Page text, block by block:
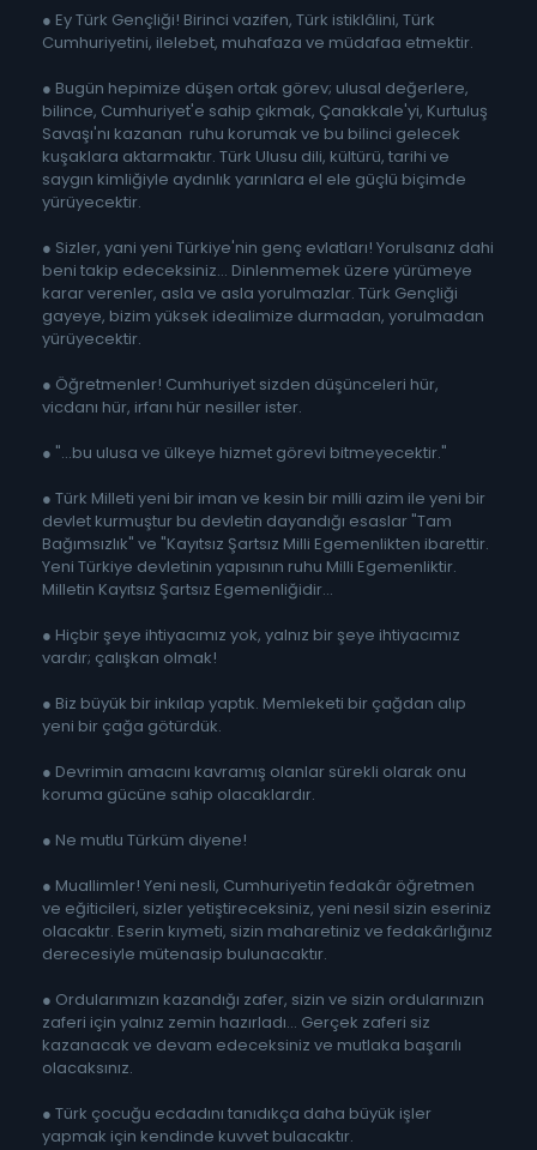
● Ey Türk Gençliği! Birinci vazifen, Türk istiklâlini, Türk
Cumhuriyetini, ilelebet, muhafaza ve müdafaa etmektir.
● Bugün hepimize düşen ortak görev; ulusal değerlere,
bilince, Cumhuriyet'e sahip çıkmak, Çanakkale'yi, Kurtuluş
Savaşı'nı kazanan ruhu korumak ve bu bilinci gelecek
kuşaklara aktarmaktır. Türk Ulusu dili, kültürü, tarihi ve
saygın kimliğiyle aydınlık yarınlara el ele güçlü biçimde
yürüyecektir.
● Sizler, yani yeni Türkiye'nin genç evlatları! Yorulsanız dahi
beni takip edeceksiniz... Dinlenmemek üzere yürümeye
karar verenler, asla ve asla yorulmazlar. Türk Gençliği
gayeye, bizim yüksek idealimize durmadan, yorulmadan
yürüyecektir.
● Öğretmenler! Cumhuriyet sizden düşünceleri hür,
vicdanı hür, irfanı hür nesiller ister.
● "...bu ulusa ve ülkeye hizmet görevi bitmeyecektir."
● Türk Milleti yeni bir iman ve kesin bir milli azim ile yeni bir
devlet kurmuştur bu devletin dayandığı esaslar "Tam
Bağımsızlık" ve "Kayıtsız Şartsız Milli Egemenlikten ibarettir.
Yeni Türkiye devletinin yapısının ruhu Milli Egemenliktir.
Milletin Kayıtsız Şartsız Egemenliğidir...
● Hiçbir şeye ihtiyacımız yok, yalnız bir şeye ihtiyacımız
vardır; çalışkan olmak!
● Biz büyük bir inkılap yaptık. Memleketi bir çağdan alıp
yeni bir çağa götürdük.
● Devrimin amacını kavramış olanlar sürekli olarak onu
koruma gücüne sahip olacaklardır.
● Ne mutlu Türküm diyene!
● Muallimler! Yeni nesli, Cumhuriyetin fedakâr öğretmen
ve eğiticileri, sizler yetiştireceksiniz, yeni nesil sizin eseriniz
olacaktır. Eserin kıymeti, sizin maharetiniz ve fedakârlığınız
derecesiyle mütenasip bulunacaktır.
● Ordularımızın kazandığı zafer, sizin ve sizin ordularınızın
zaferi için yalnız zemin hazırladı... Gerçek zaferi siz
kazanacak ve devam edeceksiniz ve mutlaka başarılı
olacaksınız.
● Türk çocuğu ecdadını tanıdıkça daha büyük işler
yapmak için kendinde kuvvet bulacaktır.